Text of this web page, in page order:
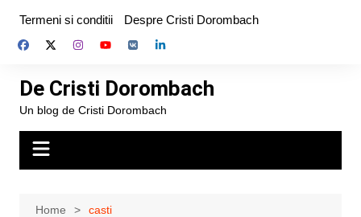
content
Termeni si conditii Despre Cristi Dorombach
De Cristi Dorombach
Un blog de Cristi Dorombach
Home casti